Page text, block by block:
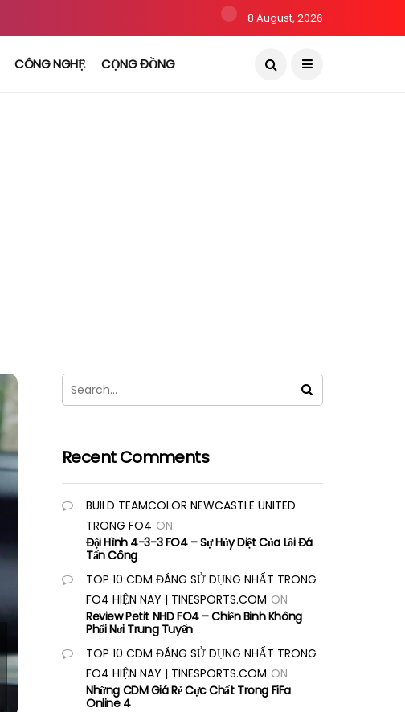
8 August, 2026
CÔNG NGHỆ CỘNG ĐỒNG
Recent Comments
BUILD TEAMCOLOR NEWCASTLE UNITED
TRONG FO4 ON
Đội Hình 4-3-3 FO4 – Sự Hủy Diệt Của Lối Đá
Tấn Công
TOP 10 CDM ĐÁNG SỬ DỤNG NHẤT TRONG
FO4 HIỆN NAY | TINESPORTS.COM ON
Review Petit NHD FO4 – Chiến Binh Không
Phổi Nơi Trung Tuyến
TOP 10 CDM ĐÁNG SỬ DỤNG NHẤT TRONG
FO4 HIỆN NAY | TINESPORTS.COM ON
Những CDM Giá Rẻ Cực Chất Trong FiFa
Online 4